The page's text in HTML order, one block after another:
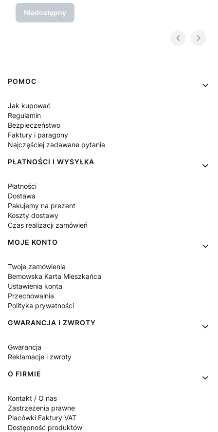
Niedostępny
Linki w stopce
POMOC
Jak kupować
Regulamin
Bezpieczeństwo
Faktury i paragony
Najczęściej zadawane pytania
PŁATNOŚCI I WYSYŁKA
Płatności
Dostawa
Pakujemy na prezent
Koszty dostawy
Czas realizacji zamówień
MOJE KONTO
Twoje zamówienia
Bemowska Karta Mieszkańca
Ustawienia konta
Przechowalnia
Polityka prywatności
GWARANCJA I ZWROTY
Gwarancja
Reklamacje i zwroty
O FIRMIE
Kontakt / O nas
Zastrzeżenia prawne
Placówki Faktury VAT
Dostępność produktów